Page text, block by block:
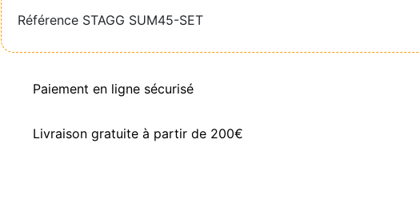
Référence STAGG SUM45-SET
Paiement en ligne sécurisé
Livraison gratuite à partir de 200€